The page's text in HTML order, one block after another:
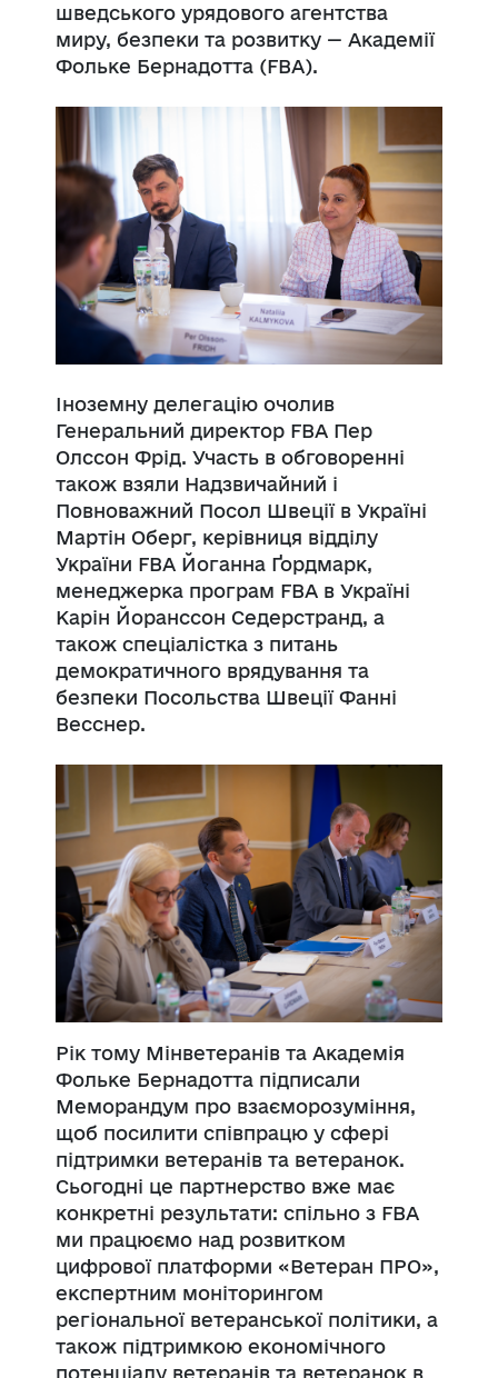
шведського урядового агентства
миру, безпеки та розвитку — Академії
Фольке Бернадотта (FBA).
Іноземну делегацію очолив
Генеральний директор FBA Пер
Олссон Фрід. Участь в обговоренні
також взяли Надзвичайний і
Повноважний Посол Швеції в Україні
Мартін Оберг, керівниця відділу
України FBA Йоганна Ґордмарк,
менеджерка програм FBA в Україні
Карін Йоранссон Седерстранд, а
також спеціалістка з питань
демократичного врядування та
безпеки Посольства Швеції Фанні
Весснер.
Рік тому Мінветеранів та Академія
Фольке Бернадотта підписали
Меморандум про взаєморозуміння,
щоб посилити співпрацю у сфері
підтримки ветеранів та ветеранок.
Сьогодні це партнерство вже має
конкретні результати: спільно з FBA
ми працюємо над розвитком
цифрової платформи «Ветеран ПРО»,
експертним моніторингом
регіональної ветеранської політики, а
також підтримкою економічного
потенціалу ветеранів та ветеранок в